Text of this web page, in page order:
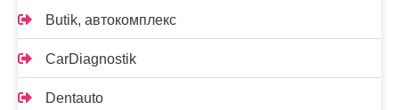
Butik, автокомплекс
CarDiagnostik
Dentauto